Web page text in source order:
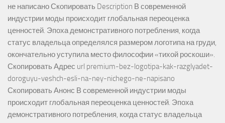
не написано Скопировать Description В современной
индустрии моды происходит глобальная переоценка
ценностей. Эпоха демонстративного потребления, когда
статус владельца определялся размером логотипа на груди,
окончательно уступила место философии «тихой роскоши».
Скопировать Адрес url premium-bez-logotipa-kak-razglyadet-
doroguyu-veshch-esli-na-ney-nichego-ne-napisano
Скопировать Анонс В современной индустрии моды
происходит глобальная переоценка ценностей. Эпоха
демонстративного потребления, когда статус владельца